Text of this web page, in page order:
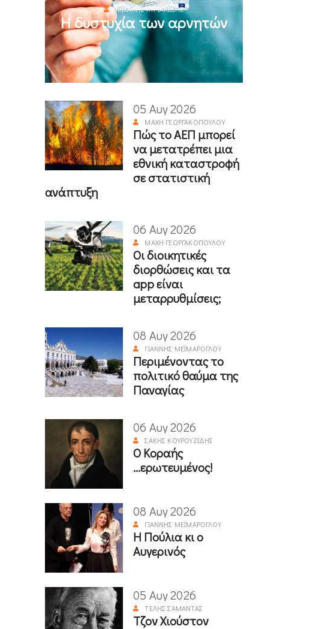
ΜΙΧΆΛΗΣ ΚΥΡΙΑΚΊΔΗΣ
Η δυστυχία των αρνητών
05 Αυγ 2026
ΜΆΧΗ ΓΕΩΡΓΑΚΟΠΟΎΛΟΥ
Πώς το ΑΕΠ μπορεί
να μετατρέπει μια
εθνική καταστροφή
σε στατιστική
ανάπτυξη
06 Αυγ 2026
ΜΆΧΗ ΓΕΩΡΓΑΚΟΠΟΎΛΟΥ
Οι διοικητικές
διορθώσεις και τα
app είναι
μεταρρυθμίσεις;
08 Αυγ 2026
ΓΙΆΝΝΗΣ ΜΕΪΜΆΡΟΓΛΟΥ
Περιμένοντας το
πολιτικό θαύμα της
Παναγίας
06 Αυγ 2026
ΣΆΚΗΣ ΚΟΥΡΟΥΖΊΔΗΣ
Ο Κοραής
...ερωτευμένος!
08 Αυγ 2026
ΓΙΆΝΝΗΣ ΜΕΪΜΆΡΟΓΛΟΥ
Η Πούλια κι ο
Αυγερινός
05 Αυγ 2026
ΤΈΛΗΣ ΣΑΜΑΝΤΆΣ
Τζον Χιούστον